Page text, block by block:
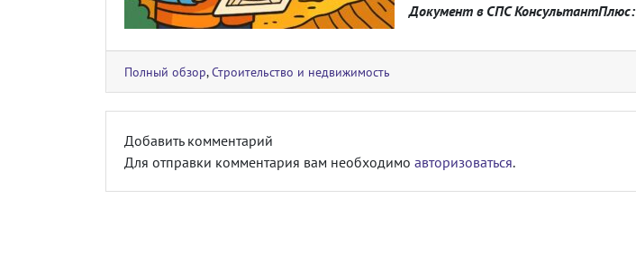
Документ в СПС КонсультантПлюс:
Полный обзор,Строительство и недвижимость
Добавить комментарий
Для отправки комментария вам необходимо авторизоваться.